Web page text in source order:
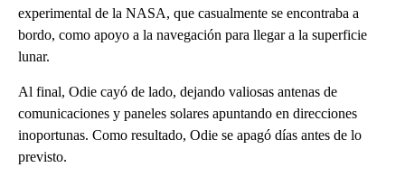
experimental de la NASA, que casualmente se encontraba a
bordo, como apoyo a la navegación para llegar a la superficie
lunar.
Al final, Odie cayó de lado, dejando valiosas antenas de
comunicaciones y paneles solares apuntando en direcciones
inoportunas. Como resultado, Odie se apagó días antes de lo
previsto.